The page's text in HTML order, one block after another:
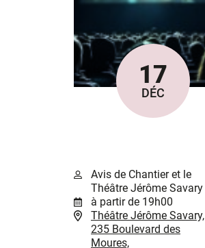
Le
17
DÉC
Avis de Chantier et le
Théâtre Jérôme Savary
à partir de 19h00
Théâtre Jérôme Savary,
235 Boulevard des
Moures,